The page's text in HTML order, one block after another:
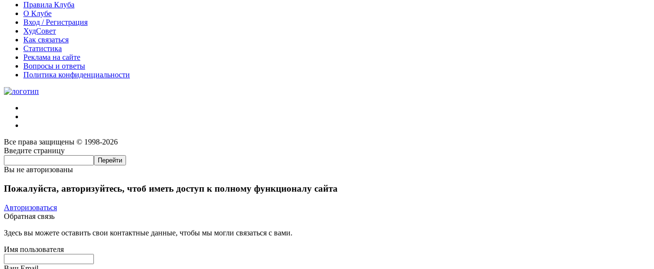
Правила Клуба
О Клубе
Вход / Регистрация
ХудСовет
Как связаться
Статистика
Реклама на сайте
Вопросы и ответы
Политика конфиденциальности
Все права защищены © 1998-2026
Введите страницу
Вы не авторизованы
Пожалуйста, авторизуйтесь, чтоб иметь доступ к полному функционалу сайта
Авторизоваться
Обратная связь
Здесь вы можете оставить свои контактные данные, чтобы мы могли связаться с вами.
Имя пользователя